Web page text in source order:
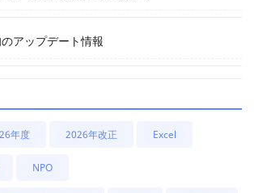
アップデート情報
年度 2026年改正 Excel
NPO